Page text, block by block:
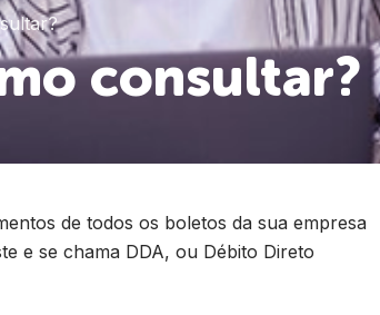
consultar?
de todos os boletos da sua empresa
e se chama DDA, ou Débito Direto